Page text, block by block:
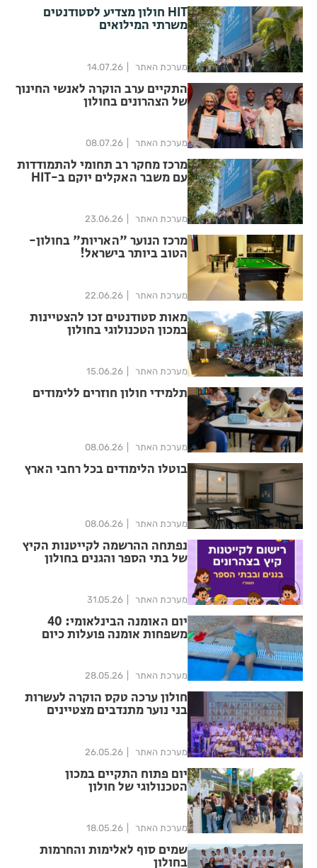
HIT חולון מצדיע לסטודנטים
משרתי המילואים
מערכת האתר 14.07.26
התקיים ערב הוקרה לאנשי החינוך
של הצהרונים בחולון
מערכת האתר 08.07.26
מרכז מחקר רב תחומי להתמודדות
עם משבר האקלים יוקם ב-HIT
מערכת האתר 23.06.26
מרכז הנוער "האריות" בחולון-
הטוב ביותר בישראל!
מערכת האתר 22.06.26
מאות סטודנטים זכו להצטיינות
במכון הטכנולוגי בחולון
מערכת האתר 15.06.26
תלמידי חולון חוזרים ללימודים
מערכת האתר 08.06.26
בוטלו הלימודים בכל רחבי הארץ
מערכת האתר 08.06.26
נפתחה ההרשמה לקייטנות הקיץ
של בתי הספר והגנים בחולון
מערכת האתר 31.05.26
יום האומנה הבינלאומי: 40
משפחות אומנה פועלות כיום
מערכת האתר 28.05.26
חולון ערכה טקס הוקרה לעשרות
בני נוער מתנדבים מצטיינים
מערכת האתר 26.05.26
יום פתוח התקיים במכון
הטכנולוגי של חולון
מערכת האתר 18.05.26
שמים סוף לאלימות והחרמות
בחולון